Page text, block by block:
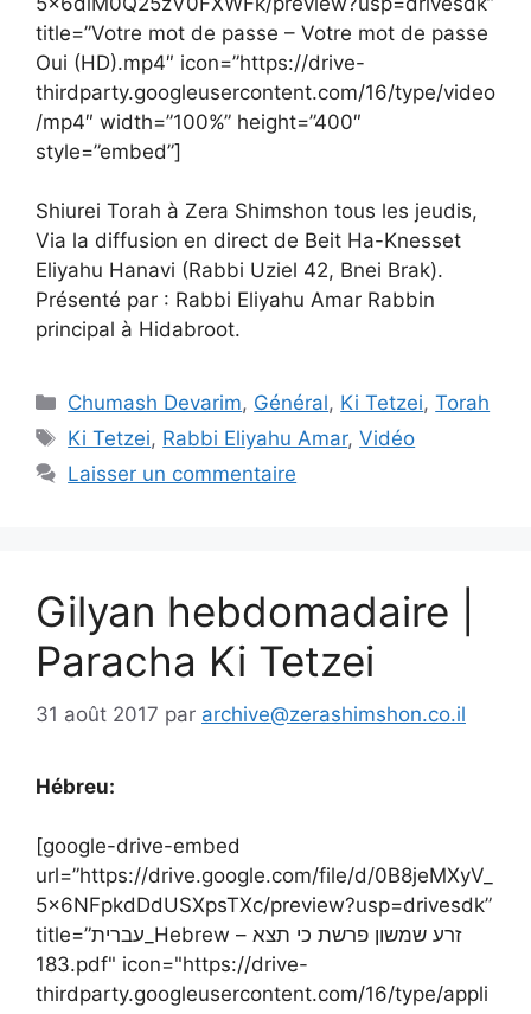
title=”Votre mot de passe – Votre mot de passe
Oui (HD).mp4″ icon=”https://drive-
thirdparty.googleusercontent.com/16/type/video
/mp4″ width=”100%” height=”400″
style=”embed”]
Shiurei Torah à Zera Shimshon tous les jeudis,
Via la diffusion en direct de Beit Ha-Knesset
Eliyahu Hanavi (Rabbi Uziel 42, Bnei Brak).
Présenté par : Rabbi Eliyahu Amar Rabbin
principal à Hidabroot.
Chumash Devarim, Général, Ki Tetzei,Torah
Ki Tetzei, Rabbi Eliyahu Amar,Vidéo
Laisser un commentaire
Gilyan hebdomadaire |
Paracha Ki Tetzei
31 août 2017 par archive@zerashimshon.co.il
Hébreu:
[google-drive-embed
url=”https://drive.google.com/file/d/0B8jeMXyV_
5x6NFpkdDdUSXpsTXc/preview?usp=drivesdk”
title=”עברית_Hebrew – זרע שמשון פרשת כי תצא
183.pdf" icon="https://drive-
thirdparty.googleusercontent.com/16/type/appli